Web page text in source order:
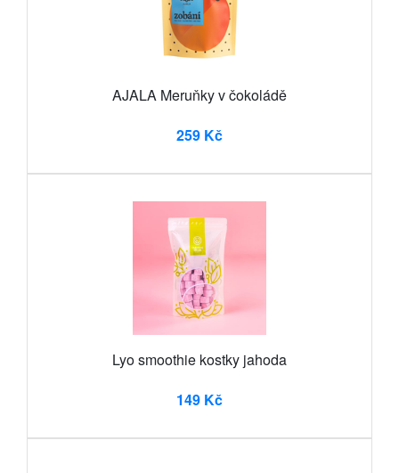
AJALA Meruňky v čokoládě
259 Kč
Lyo smoothie kostky jahoda
149 Kč